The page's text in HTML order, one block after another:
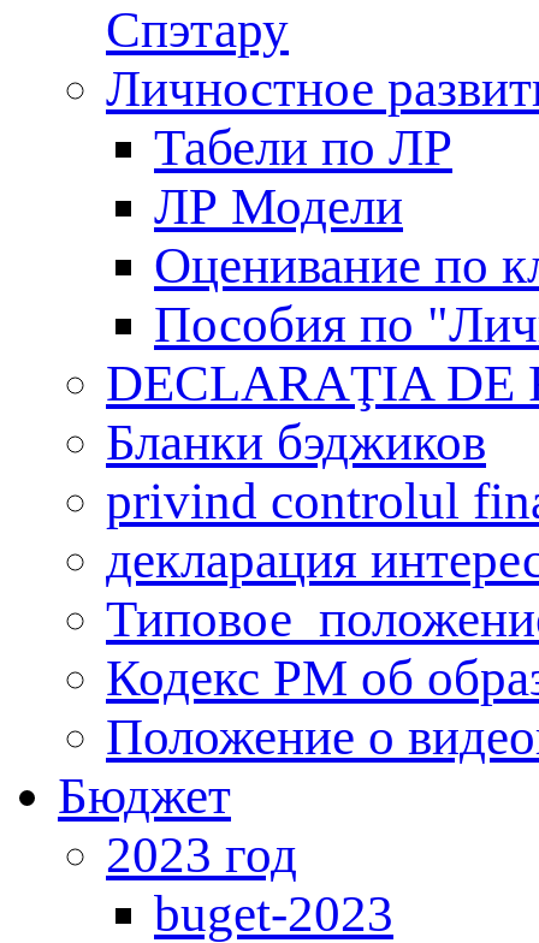
Спэтару
Личностное
Табели по ЛР
ЛР Модели
Оценивание по
Пособия по
DECLARAŢIA DE
Бланки бэджиков
privind controlul
декларация
Кодекс РМ об
Положение о
Бюджет
2023 год
buget-2023